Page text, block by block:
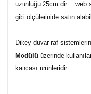
uzunluğu 25cm dir… web
gibi ölçülerinide satın
Dikey duvar raf
Modülü üzerinde
kancası ürünleridir….